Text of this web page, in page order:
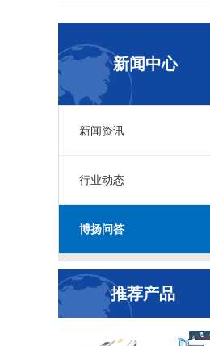
新闻中心
新闻资讯
行业动态
博扬问答
推荐产品